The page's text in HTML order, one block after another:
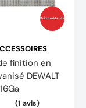
Prix coûtants
finition en
DEWALT